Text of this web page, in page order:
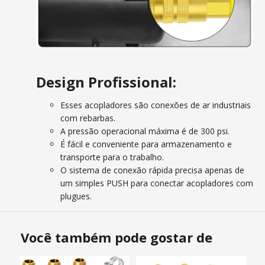
Design Profissional:
Esses acopladores são conexões de ar industriais
com rebarbas.
A pressão operacional máxima é de 300 psi.
É fácil e conveniente para armazenamento e
transporte para o trabalho.
O sistema de conexão rápida precisa apenas de
um simples PUSH para conectar acopladores com
plugues.
Você também pode gostar de